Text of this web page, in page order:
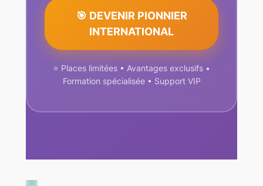
🎯 DEVENIR PIONNIER
INTERNATIONAL
⭐ Places limitées • Avantages exclusifs •
Formation spécialisée • Support VIP